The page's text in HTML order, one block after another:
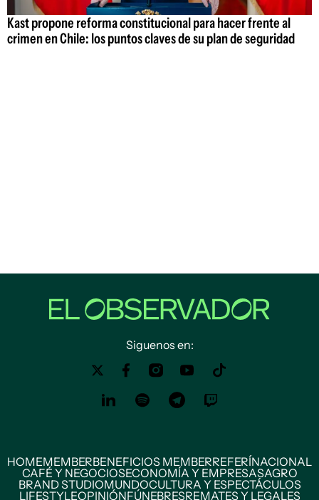
Kast propone reforma constitucional para hacer frente al
crimen en Chile: los puntos claves de su plan de seguridad
Siguenos en:
HOMEMEMBERBENEFICIOS MEMBERREFERÍNACIONAL
CAFÉ Y NEGOCIOSECONOMÍA Y EMPRESASAGRO
BRAND STUDIOMUNDOCULTURA Y ESPECTÁCULOS
LIFESTYLEOPINIÓNFÚNEBRESREMATES Y LEGALES